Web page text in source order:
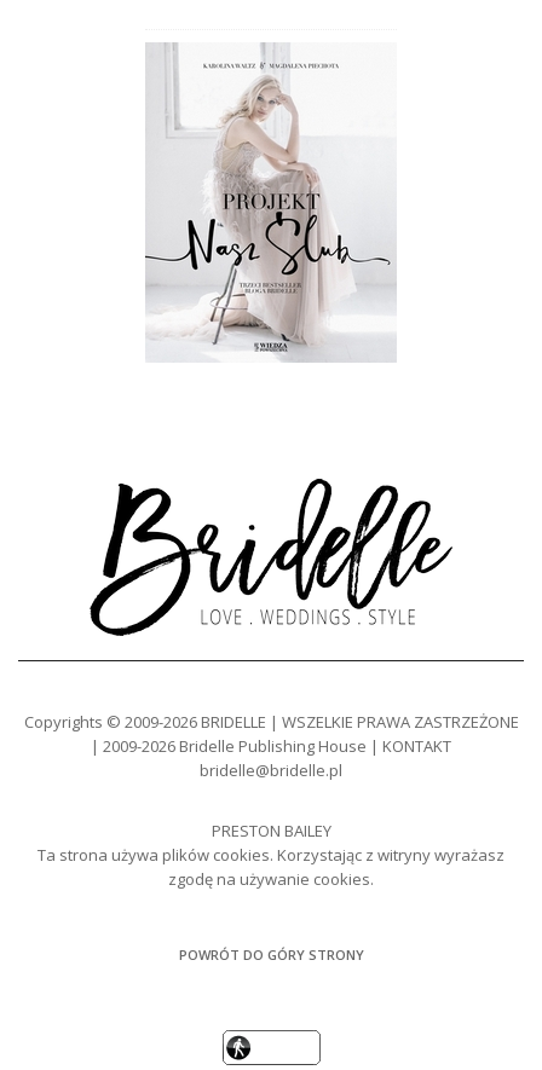
Copyrights © 2009-2026 BRIDELLE | WSZELKIE PRAWA ZASTRZEŻONE
| 2009-2026 Bridelle Publishing House | KONTAKT
bridelle@bridelle.pl
PRESTON BAILEY
Ta strona używa plików cookies. Korzystając z witryny wyrażasz
zgodę na używanie cookies.
POWRÓT DO GÓRY STRONY